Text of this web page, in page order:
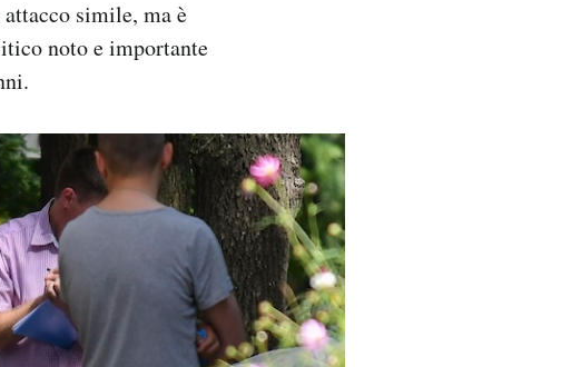
simile, ma è
noto e importante